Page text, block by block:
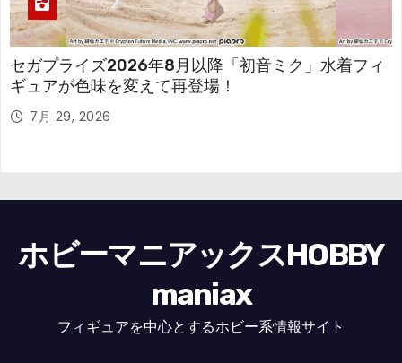
セガプライズ2026年8月以降「初音ミク」水着フィ
ギュアが色味を変えて再登場！
7月 29, 2026
ホビーマニアックスHOBBY
maniax
フィギュアを中心とするホビー系情報サイト